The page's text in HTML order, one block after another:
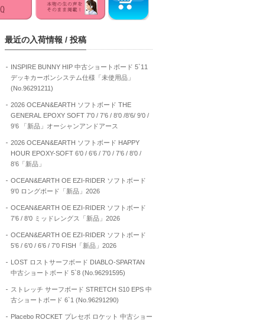
最近の入荷情報 / 投稿
INSPIRE BUNNY HIP 中古ショートボード 5`11
デッキカーボンシステム仕様「未使用品」
(No.96291211)
2026 OCEAN&EARTH ソフトボード THE
GENERAL EPOXY SOFT 7’0 / 7’6 / 8’0 /8’6/ 9’0 /
9’6 「新品」オーシャンアンドアース
2026 OCEAN&EARTH ソフトボード HAPPY
HOUR EPOXY-SOFT 6’0 / 6’6 / 7’0 / 7’6 / 8’0 /
8’6「新品」
OCEAN&EARTH OE EZI-RIDER ソフトボード
9’0 ロングボード「新品」2026
OCEAN&EARTH OE EZI-RIDER ソフトボード
7’6 / 8’0 ミッドレングス「新品」2026
OCEAN&EARTH OE EZI-RIDER ソフトボード
5’6 / 6’0 / 6’6 / 7’0 FISH「新品」2026
LOST ロストサーフボード DIABLO-SPARTAN
中古ショートボード 5`8 (No.96291595)
ストレッチ サーフボード STRETCH S10 EPS 中
古ショートボード 6`1 (No.96291290)
Placebo ROCKET プレセボ ロケット 中古ショー